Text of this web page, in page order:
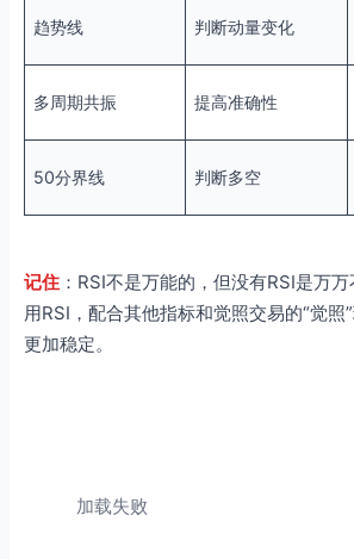
趋势线 判断动量变化
多周期共振 提高准确性
50分界线 判断多空
记住 ：RSI不是万能的，但没有RSI是万
用RSI，配合其他指标和觉照交易的“觉照
更加稳定。
加载失败